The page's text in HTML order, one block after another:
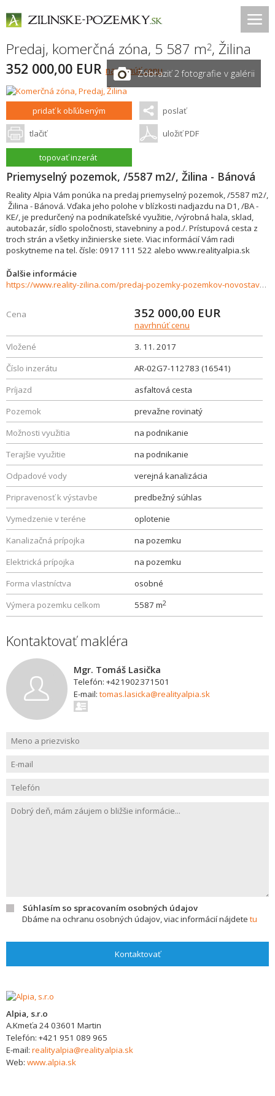
Predaj, komerčná zóna, 5 587 m2, Žilina
352 000,00 EUR navrhnúť cenuZobraziť 2 fotografie v galérii
pridať k obľúbeným poslať
tlačiť uložiť PDF
topovať inzerát
Priemyselný pozemok, /5587 m2/, Žilina - Bánová
Reality Alpia Vám ponúka na predaj priemyselný pozemok, /5587 m2/,
Žilina - Bánová. Vďaka jeho polohe v blízkosti nadjazdu na D1, /BA -
KE/, je predurčený na podnikateľské využitie, /výrobná hala, sklad,
autobazár, sídlo spoločnosti, stavebniny a pod./. Prístupová cesta z
troch strán a všetky inžinierske siete. Viac informácií Vám radi
poskytneme na tel. čísle: 0917 111 522 alebo www.realityalpia.sk
Ďalšie informácie
https://www.reality-zilina.com/predaj-pozemky-pozemkov-novostavby/Priemyselny-pozemok-5587-m2--Zilina--Banova-16541/?utm_source=areality&utm_medium=xml&utm_term=16541&utm_content=chalupa&utm_campaign=portaly
Cena 352 000,00 EUR
navrhnúť cenu
Vložené
3. 11. 2017
Číslo inzerátu
AR-02G7-112783 (16541)
Príjazd
asfaltová cesta
Pozemok
prevažne rovinatý
Možnosti využitia
na podnikanie
Terajšie využitie
na podnikanie
Odpadové vody
verejná kanalizácia
Pripravenosť k výstavbe
predbežný súhlas
Vymedzenie v teréne
oplotenie
Kanalizačná prípojka
na pozemku
Elektrická prípojka
na pozemku
Forma vlastníctva
osobné
Výmera pozemku celkom
5587 m2
Kontaktovať makléra
Mgr. Tomáš Lasička
Telefón: +421902371501
E-mail: tomas.lasicka@realityalpia.sk
Súhlasím so spracovaním osobných údajov
Dbáme na ochranu osobných údajov, viac informácií nájdete tu
Kontaktovať
Alpia, s.r.o
A.Kmeťa 2403601 Martin
Telefón: +421 951 089 965
E-mail: realityalpia@realityalpia.sk
Web: www.alpia.sk